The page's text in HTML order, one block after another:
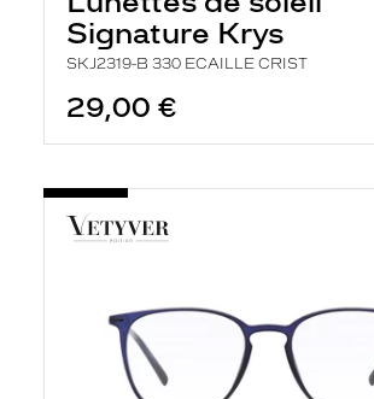
Signature Krys
SKJ2319-B 330 ECAILLE CRIST
29,00 €